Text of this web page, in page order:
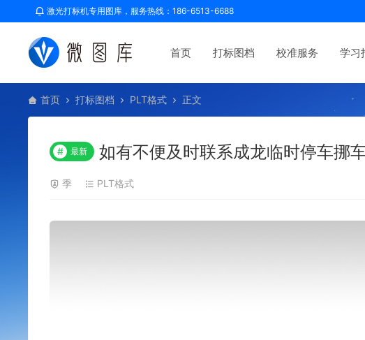
激光打标机专用图库，服务热线：186-6513-6688
首页 打标图档 校准服务 学习
首页 打标图档 PLT格式 正文
# 最新 如有不便及时联系成龙临时停车挪
季 PLT格式